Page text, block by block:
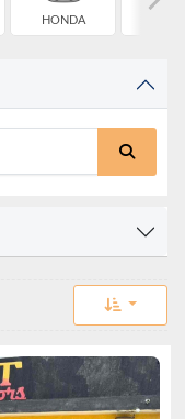
HONDA
Toggle